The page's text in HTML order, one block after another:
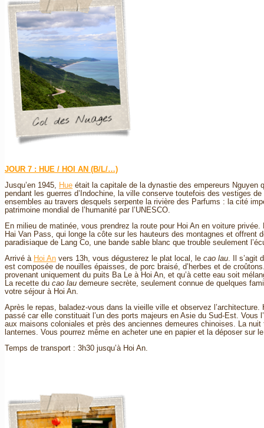
JOUR 7 : HUE / HOI AN (B/L/…)
Jusqu’en 1945,
Hue était la capitale de la dynastie des empereurs Nguyen
pendant les guerres d’Indochine, la ville conserve toutefois des vestiges
ensembles au travers desquels serpente la rivière des Parfums : la cité
patrimoine mondial de l’humanité par l’UNESCO.
En milieu de matinée, vous prendrez la route pour Hoi An en voiture
Hai Van Pass, qui longe la côte sur les hauteurs des montagnes et offrent
paradisiaque de Lang Co, une bande sable blanc que trouble seulement
Arrivé à Hoi An vers 13h, vous dégusterez le plat local, le cao lau . Il
est composée de nouilles épaisses, de porc braisé, d’herbes et de
provenant uniquement du puits Ba Le à Hoi An, et qu’à cette eau soit
La recette du cao lau demeure secrète, seulement connue de quelques
votre séjour à Hoi An.
Après le repas, baladez-vous dans la vieille ville et observez
passé car elle constituait l’un des ports majeurs en Asie du Sud-Est. Vous
aux maisons coloniales et près des anciennes demeures chinoises. La
lanternes. Vous pourrez même en acheter une en papier et la déposer sur
Temps de transport : 3h30 jusqu’à Hoi An.